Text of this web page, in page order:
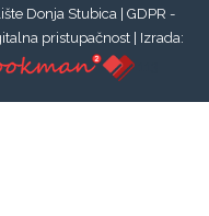
Donja Stubica | GDPR -
pristupačnost | Izrada: